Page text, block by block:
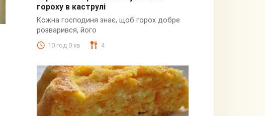
Пюре
гороху в каструлі
Кожна господиня знає, щоб горох добре
розварився, його
10 год 0 хв 4